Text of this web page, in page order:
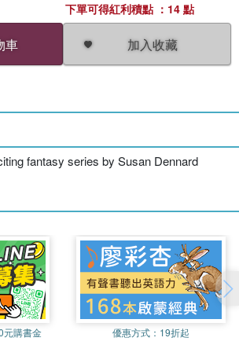
車 加入收藏
下單可得紅利積點 ：14 點
fantasy series by Susan Dennard
元購書金 優惠方式： 19折起